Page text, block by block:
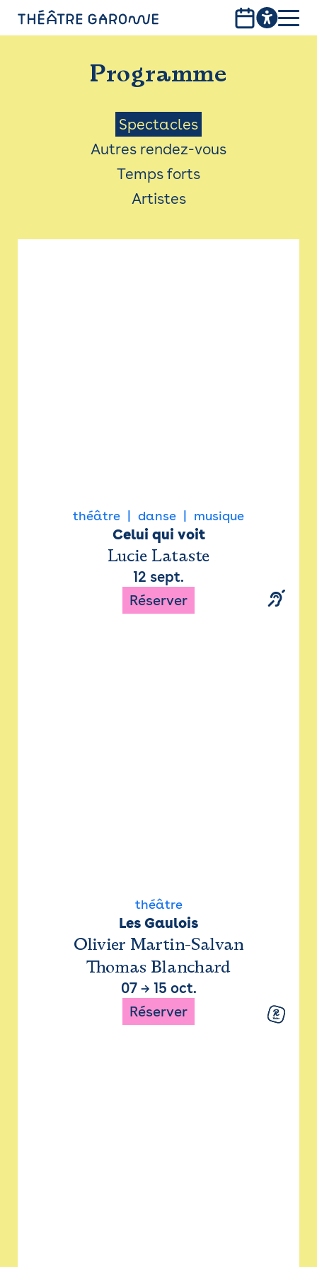
PROGRAMME
INFOS PRATIQUES
AVEC LES PUBLICS
ACCESSIBILITÉ
LES PRODUCTIONS
Programme
Menu
Saison
Spectacles
Autres rendez-vous
Temps forts
Artistes
théâtre danse musique
Celui qui voit
Lucie Lataste
12 sept.
Réserver
théâtre
Les Gaulois
Olivier Martin-Salvan
Thomas Blanchard
07→ 15 oct.
Réserver